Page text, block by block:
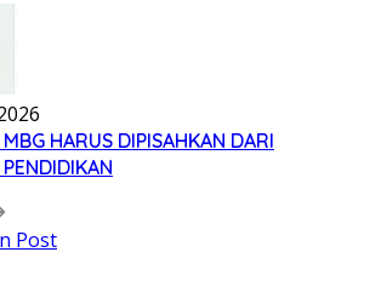
HARUS DIPISAHKAN DARI